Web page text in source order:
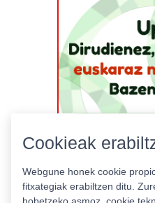
Cookieak
Webgune honek cookie
fitxategiak erabiltzen ditu.